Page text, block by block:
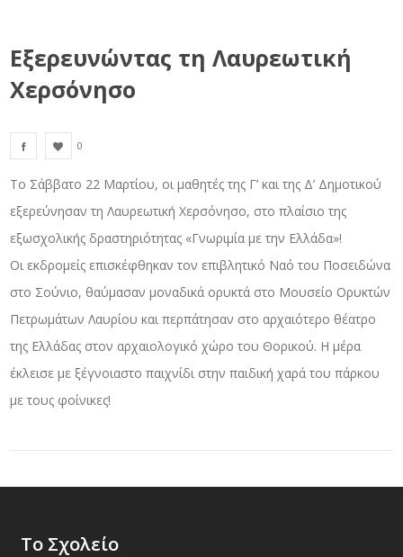
Εξερευνώντας τη Λαυρεωτική
Χερσόνησο
0
Το Σάββατο 22 Μαρτίου, οι μαθητές της Γ’ και της Δ’ Δημοτικού
εξερεύνησαν τη Λαυρεωτική Χερσόνησο, στο πλαίσιο της
εξωσχολικής δραστηριότητας «Γνωριμία με την Ελλάδα»!
Οι εκδρομείς επισκέφθηκαν τον επιβλητικό Ναό του Ποσειδώνα
στο Σούνιο, θαύμασαν μοναδικά ορυκτά στο Μουσείο Ορυκτών
Πετρωμάτων Λαυρίου και περπάτησαν στο αρχαιότερο θέατρο
της Ελλάδας στον αρχαιολογικό χώρο του Θορικού. Η μέρα
έκλεισε με ξέγνοιαστο παιχνίδι στην παιδική χαρά του πάρκου
με τους φοίνικες!
Το Σχολείο